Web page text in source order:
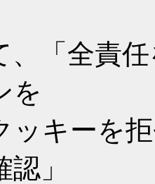
、「全責
を
ッキーを
」